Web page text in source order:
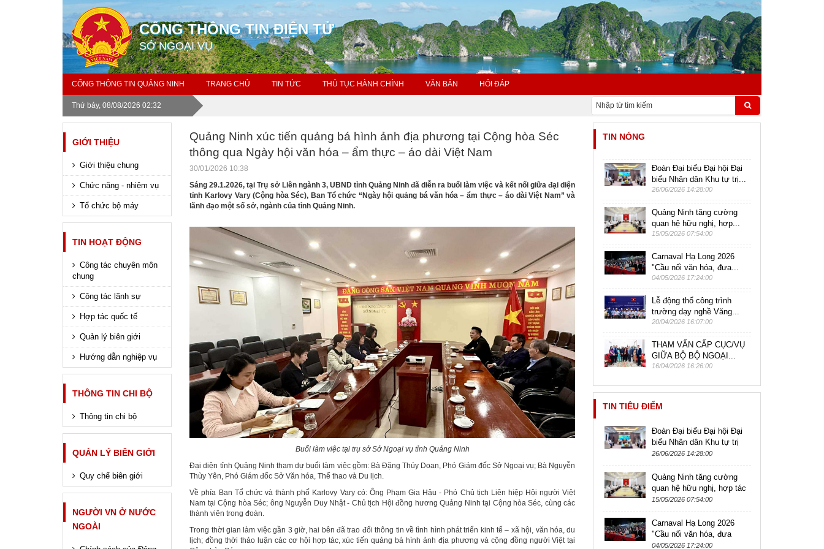
CỔNG THÔNG TIN ĐIỆN TỬ
SỞ NGOẠI VỤ
CỔNG THÔNG TIN QUẢNG NINH TRANG CHỦ TIN TỨC THỦ TỤC HÀNH CHÍNH VĂN BẢN HỎI ĐÁP
Thứ bảy, 08/08/2026 02:32
GIỚI THIỆU
Giới thiệu chung
Chức năng - nhiệm vụ
Tổ chức bộ máy
TIN HOẠT ĐỘNG
Công tác chuyên môn
chung
Công tác lãnh sự
Hợp tác quốc tế
Quản lý biên giới
Hướng dẫn nghiệp vụ
THÔNG TIN CHI BỘ
Thông tin chi bộ
QUẢN LÝ BIÊN GIỚI
Quy chế biên giới
NGƯỜI VN Ở NƯỚC
NGOÀI
Quảng Ninh xúc tiến quảng bá hình ảnh địa phương tại Cộng hòa Séc
thông qua Ngày hội văn hóa – ẩm thực – áo dài Việt Nam
30/01/2026 10:38
Sáng 29.1.2026, tại Trụ sở Liên ngành 3, UBND tỉnh Quảng Ninh đã diễn ra buổi làm việc và kết nối giữa đại diện
tỉnh Karlovy Vary (Cộng hòa Séc), Ban Tổ chức “Ngày hội quảng bá văn hóa – ẩm thực – áo dài Việt Nam” và
lãnh đạo một số sở, ngành của tỉnh Quảng Ninh.
Buổi làm việc tại trụ sở Sở Ngoại vụ tỉnh Quảng Ninh
Đại diện tỉnh Quảng Ninh tham dự buổi làm việc gồm: Bà Đặng Thúy Doan, Phó Giám đốc Sở Ngoại vụ; Bà Nguyễn
Thùy Yên, Phó Giám đốc Sở Văn hóa, Thể thao và Du lịch.
Về phía Ban Tổ chức và thành phố Karlovy Vary có: Ông Phạm Gia Hậu - Phó Chủ tịch Liên hiệp Hội người Việt
Nam tại Cộng hòa Séc; ông Nguyễn Duy Nhật - Chủ tịch Hội đồng hương Quảng Ninh tại Cộng hòa Séc, cùng các
thành viên trong đoàn.
Trong thời gian làm việc gần 3 giờ, hai bên đã trao đổi thông tin về tình hình phát triển kinh tế – xã hội, văn hóa, du
lịch; đồng thời thảo luận các cơ hội hợp tác, xúc tiến quảng bá hình ảnh địa phương và cộng đồng người Việt tại
TIN NÓNG
Đoàn Đại biểu Đại hội Đại
biểu Nhân dân Khu tự trị...
26/06/2026 14:28:00
Quảng Ninh tăng cường
quan hệ hữu nghị, hợp...
15/05/2026 07:54:00
Carnaval Hạ Long 2026
"Cầu nối văn hóa, đưa...
04/05/2026 17:24:00
Lễ động thổ công trình
trường dạy nghề Văng...
20/04/2026 16:07:00
THAM VẤN CẤP CỤC/VỤ
GIỮA BỘ BỘ NGOẠI...
16/04/2026 16:26:00
TIN TIÊU ĐIỂM
Đoàn Đại biểu Đại hội Đại
biểu Nhân dân Khu tự trị
Tây Tạng (Trung Quốc)
Quảng...
26/06/2026 14:28:00
Quảng Ninh tăng cường
quan hệ hữu nghị, hợp tác
với tỉnh Luông Pha Băng
15/05/2026 07:54:00
Carnaval Hạ Long 2026
"Cầu nối văn hóa, đưa
Quảng Ninh vươn tầm quốc
04/05/2026 17:24:00